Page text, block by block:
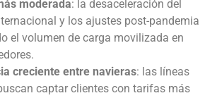
moderada: la desaceleración del
y los ajustes post-pandemia
el volumen de carga movilizada en
creciente entre navieras: las líneas
captar clientes con tarifas más